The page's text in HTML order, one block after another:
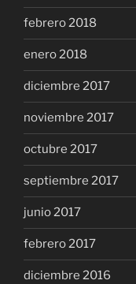
febrero 2018
enero 2018
diciembre 2017
noviembre 2017
octubre 2017
septiembre 2017
junio 2017
febrero 2017
diciembre 2016